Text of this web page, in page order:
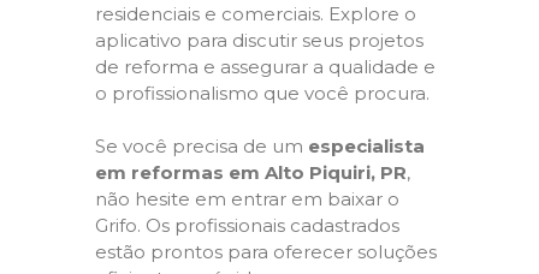
residenciais e comerciais. Explore o
aplicativo para discutir seus projetos
de reforma e assegurar a qualidade e
o profissionalismo que você procura.
Se você precisa de um especialista
em reformas em Alto Piquiri, PR,
não hesite em entrar em baixar o
Grifo. Os profissionais cadastrados
estão prontos para oferecer soluções